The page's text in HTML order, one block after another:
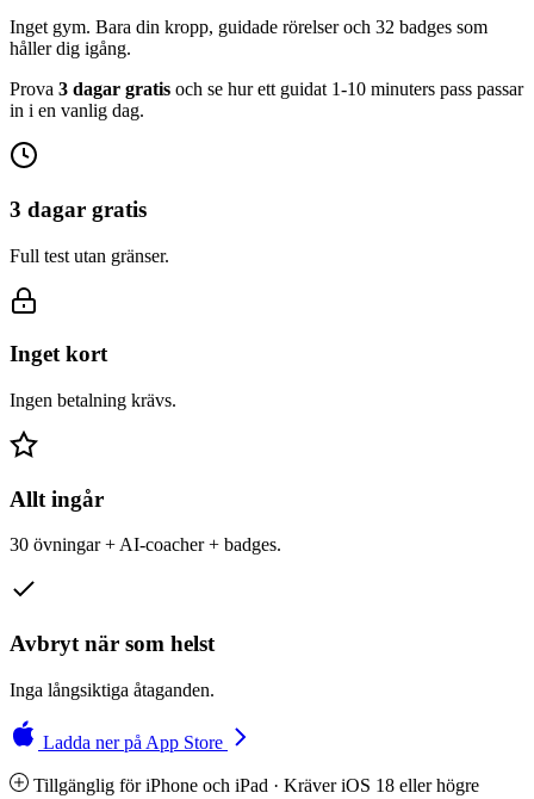
Inget gym. Bara din kropp, guidade rörelser och 32 badges som
håller dig igång.
Prova 3 dagar gratis och se hur ett guidat 1-10 minuters pass passar
in i en vanlig dag.
3 dagar gratis
Full test utan gränser.
Inget kort
Ingen betalning krävs.
Allt ingår
30 övningar + AI-coacher + badges.
Avbryt när som helst
Inga långsiktiga åtaganden.
Ladda ner på App Store
Tillgänglig för iPhone och iPad · Kräver iOS 18 eller högre